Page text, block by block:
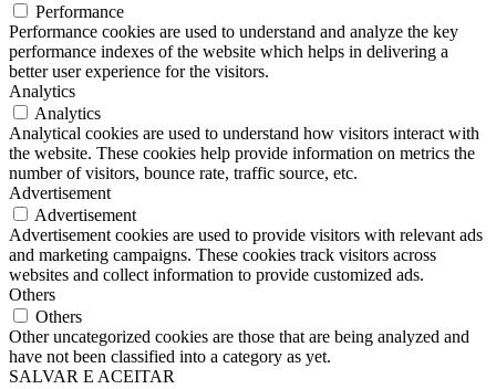
Performance
Performance cookies are used to understand and analyze the key
performance indexes of the website which helps in delivering a
better user experience for the visitors.
Analytics
Analytics
Analytical cookies are used to understand how visitors interact with
the website. These cookies help provide information on metrics the
number of visitors, bounce rate, traffic source, etc.
Advertisement
Advertisement
Advertisement cookies are used to provide visitors with relevant ads
and marketing campaigns. These cookies track visitors across
websites and collect information to provide customized ads.
Others
Others
Other uncategorized cookies are those that are being analyzed and
have not been classified into a category as yet.
SALVAR E ACEITAR